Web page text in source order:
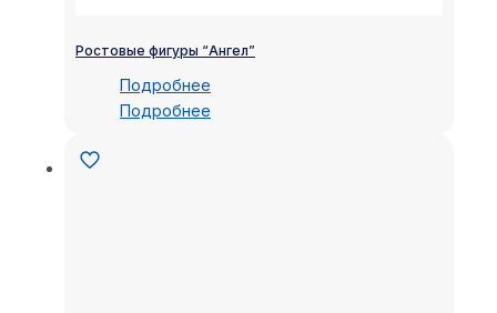
Ростовые фигуры “Ангел”
Подробнее
Подробнее